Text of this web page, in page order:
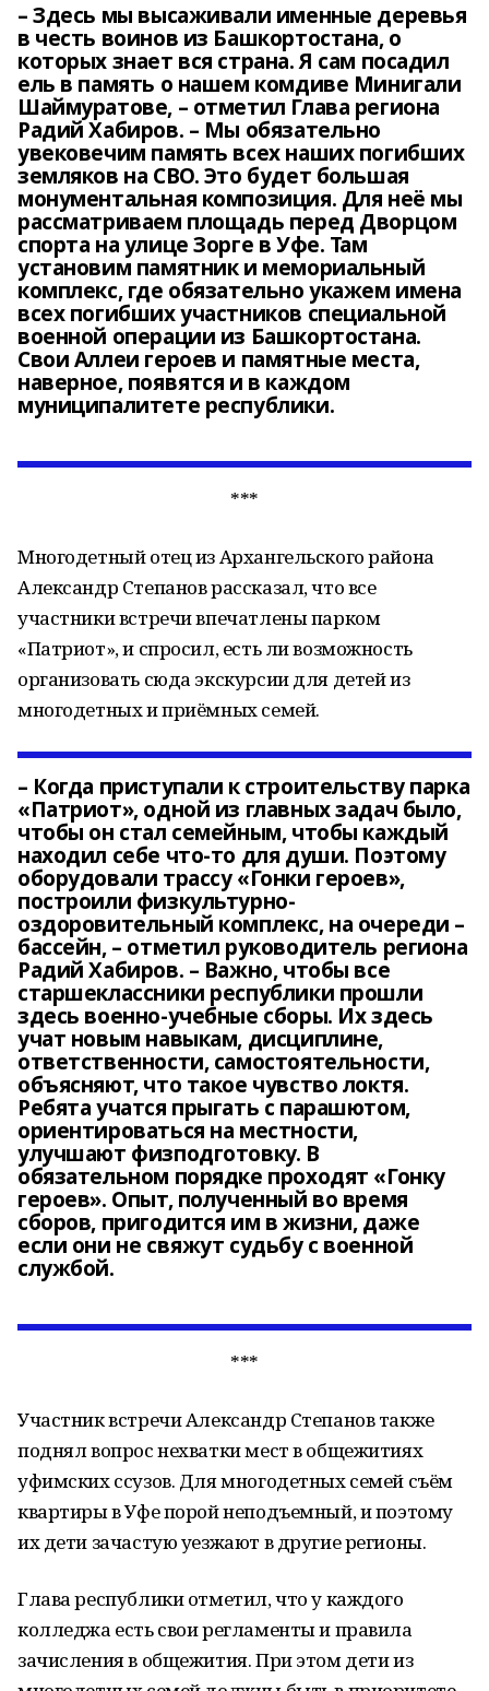
– Здесь мы высаживали именные деревья
в честь воинов из Башкортостана, о
которых знает вся страна. Я сам посадил
ель в память о нашем комдиве Минигали
Шаймуратове, – отметил Глава региона
Радий Хабиров. – Мы обязательно
увековечим память всех наших погибших
земляков на СВО. Это будет большая
монументальная композиция. Для неё мы
рассматриваем площадь перед Дворцом
спорта на улице Зорге в Уфе. Там
установим памятник и мемориальный
комплекс, где обязательно укажем имена
всех погибших участников специальной
военной операции из Башкортостана.
Свои Аллеи героев и памятные места,
наверное, появятся и в каждом
муниципалитете республики.
***
Многодетный отец из Архангельского района
Александр Степанов рассказал, что все
участники встречи впечатлены парком
«Патриот», и спросил, есть ли возможность
организовать сюда экскурсии для детей из
многодетных и приёмных семей.
– Когда приступали к строительству парка
«Патриот», одной из главных задач было,
чтобы он стал семейным, чтобы каждый
находил себе что-то для души. Поэтому
оборудовали трассу «Гонки героев»,
построили физкультурно-
оздоровительный комплекс, на очереди –
бассейн, – отметил руководитель региона
Радий Хабиров. – Важно, чтобы все
старшеклассники республики прошли
здесь военно-учебные сборы. Их здесь
учат новым навыкам, дисциплине,
ответственности, самостоятельности,
объясняют, что такое чувство локтя.
Ребята учатся прыгать с парашютом,
ориентироваться на местности,
улучшают физподготовку. В
обязательном порядке проходят «Гонку
героев». Опыт, полученный во время
сборов, пригодится им в жизни, даже
если они не свяжут судьбу с военной
службой.
***
Участник встречи Александр Степанов также
поднял вопрос нехватки мест в общежитиях
уфимских ссузов. Для многодетных семей съём
квартиры в Уфе порой неподъемный, и поэтому
их дети зачастую уезжают в другие регионы.
Глава республики отметил, что у каждого
колледжа есть свои регламенты и правила
зачисления в общежития. При этом дети из